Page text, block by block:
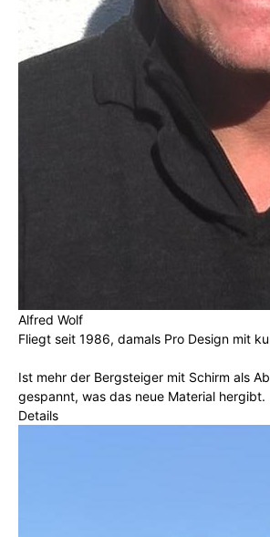
Alfred Wolf
Fliegt seit 1986, damals Pro Design mit
Ist mehr der Bergsteiger mit Schirm als
gespannt, was das neue Material hergibt.
Details